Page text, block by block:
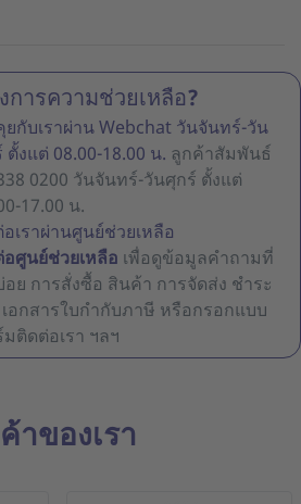
การความช่วยเหลือ?
กับเราผ่าน Webchat วันจันทร์-วัน
ตั้งแต่ 08.00-18.00 น. ลูกค้าสัมพันธ์
0200 วันจันทร์-วันศุกร์ ตั้งแต่
17.00 น.
เราผ่านศูนย์ช่วยเหลือ
ศูนย์ช่วยเหลือ เพื่อดูข้อมูลคำถามที่
ย การสั่งซื้อ สินค้า การจัดส่ง ชำระ
เอกสารใบกำกับภาษี หรือกรอกแบบ
ติดต่อเรา ฯลฯ
าของเรา